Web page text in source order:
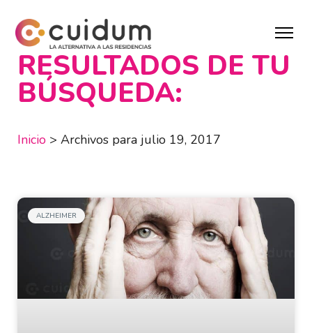
RESULTADOS DE TU
BÚSQUEDA:
Inicio > Archivos para julio 19, 2017
ALZHEIMER